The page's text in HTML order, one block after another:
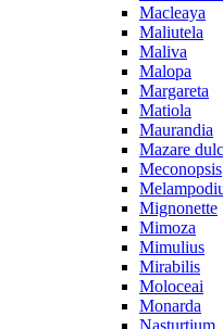
Macleaya
Maliutela
Maliva
Malopa
Margareta
Matiola
Maurandia
Mazare
Meconopsis
Mignonette
Mimoza
Mimulius
Mirabilis
Moloceai
Monarda
Nasturtium